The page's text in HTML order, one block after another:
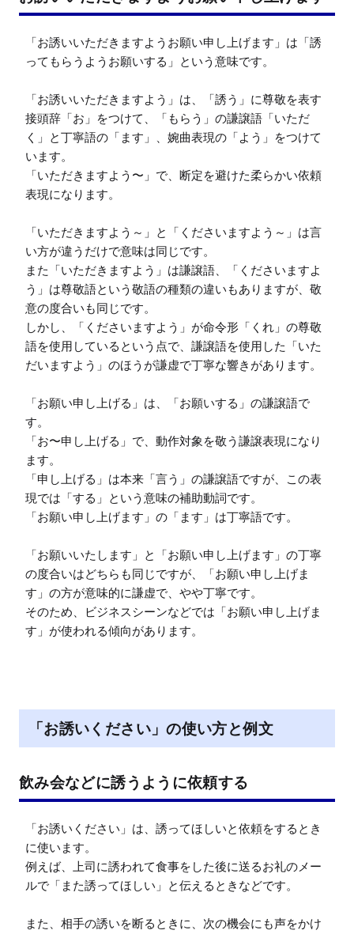
「お誘いいただきますようお願い申し上げます」は「誘
ってもらうようお願いする」という意味です。
「お誘いいただきますよう」は、「誘う」に尊敬を表す
接頭辞「お」をつけて、「もらう」の謙譲語「いただ
く」と丁寧語の「ます」、婉曲表現の「よう」をつけて
います。
「いただきますよう〜」で、断定を避けた柔らかい依頼
表現になります。
「いただきますよう～」と「くださいますよう～」は言
い方が違うだけで意味は同じです。
また「いただきますよう」は謙譲語、「くださいますよ
う」は尊敬語という敬語の種類の違いもありますが、敬
意の度合いも同じです。
しかし、「くださいますよう」が命令形「くれ」の尊敬
語を使用しているという点で、謙譲語を使用した「いた
だいますよう」のほうが謙虚で丁寧な響きがあります。
「お願い申し上げる」は、「お願いする」の謙譲語で
す。
「お〜申し上げる」で、動作対象を敬う謙譲表現になり
ます。
「申し上げる」は本来「言う」の謙譲語ですが、この表
現では「する」という意味の補助動詞です。
「お願い申し上げます」の「ます」は丁寧語です。
「お願いいたします」と「お願い申し上げます」の丁寧
の度合いはどちらも同じですが、「お願い申し上げま
す」の方が意味的に謙虚で、やや丁寧です。
そのため、ビジネスシーンなどでは「お願い申し上げま
す」が使われる傾向があります。
「お誘いください」の使い方と例文
飲み会などに誘うように依頼する
「お誘いください」は、誘ってほしいと依頼をするとき
に使います。
例えば、上司に誘われて食事をした後に送るお礼のメー
ルで「また誘ってほしい」と伝えるときなどです。
また、相手の誘いを断るときに、次の機会にも声をかけ